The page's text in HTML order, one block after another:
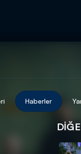
Haberler